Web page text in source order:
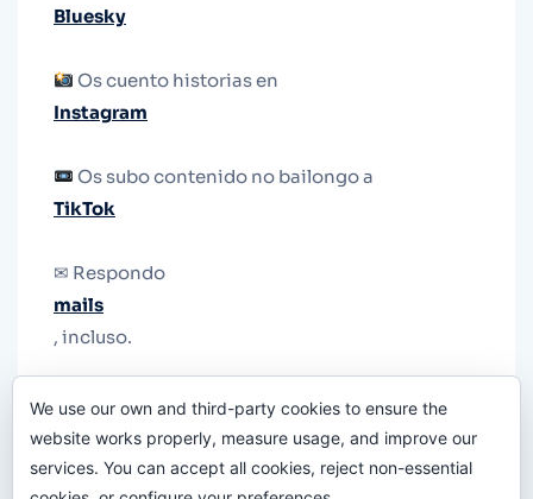
Bluesky
Os cuento historias en
Instagram
Os subo contenido no bailongo a
TikTok
✉ Respondo
mails
, incluso.
le quiten el teléfono.
We use our own and third-party cookies to ensure the
website works properly, measure usage, and improve our
services. You can accept all cookies, reject non-essential